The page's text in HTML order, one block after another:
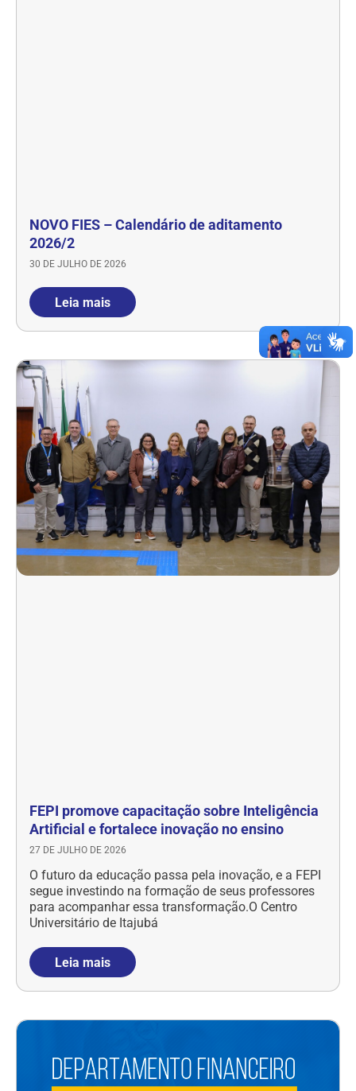
NOVO FIES – Calendário de aditamento
2026/2
30 DE JULHO DE 2026
Leia mais
FEPI promove capacitação sobre Inteligência
Artificial e fortalece inovação no ensino
27 DE JULHO DE 2026
O futuro da educação passa pela inovação, e a FEPI
segue investindo na formação de seus professores
para acompanhar essa transformação.O Centro
Universitário de Itajubá
Leia mais